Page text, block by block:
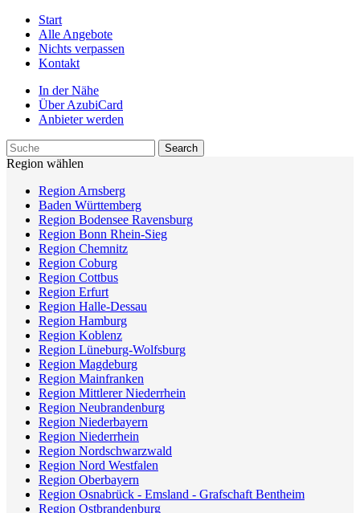
Start
Alle Angebote
Nichts verpassen
Kontakt
In der Nähe
Über AzubiCard
Anbieter werden
Region wählen
Region Arnsberg
Baden Württemberg
Region Bodensee Ravensburg
Region Bonn Rhein-Sieg
Region Chemnitz
Region Coburg
Region Cottbus
Region Erfurt
Region Halle-Dessau
Region Hamburg
Region Koblenz
Region Lüneburg-Wolfsburg
Region Magdeburg
Region Mainfranken
Region Mittlerer Niederrhein
Region Neubrandenburg
Region Niederbayern
Region Niederrhein
Region Nordschwarzwald
Region Nord Westfalen
Region Oberbayern
Region Osnabrück - Emsland - Grafschaft Bentheim
Region Ostbrandenburg